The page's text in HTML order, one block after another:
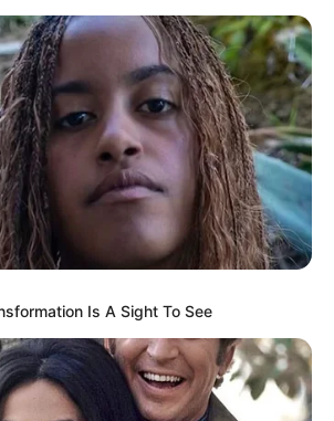
Tempat
Beristirahat di
7 Potret
Rumah Berusia
Is A Sight To See